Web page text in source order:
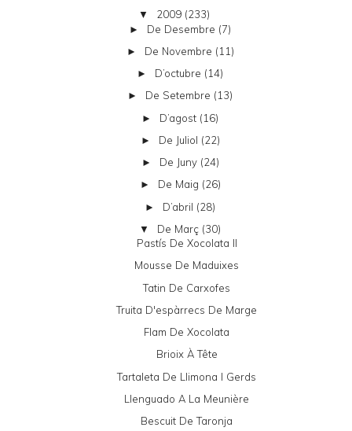
▼ 2009 (233)
► De Desembre (7)
► De Novembre (11)
► D’octubre (14)
► De Setembre (13)
► D’agost (16)
► De Juliol (22)
► De Juny (24)
► De Maig (26)
► D’abril (28)
▼ De Març (30)
Pastís De Xocolata II
Mousse De Maduixes
Tatin De Carxofes
Truita D'espàrrecs De Marge
Flam De Xocolata
Brioix À Tête
Tartaleta De Llimona I Gerds
Llenguado A La Meunière
Bescuit De Taronja